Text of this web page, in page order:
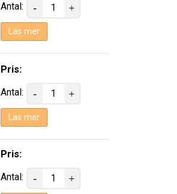
Antal:
Läs mer
Pris:
Antal:
Läs mer
Pris:
Antal: